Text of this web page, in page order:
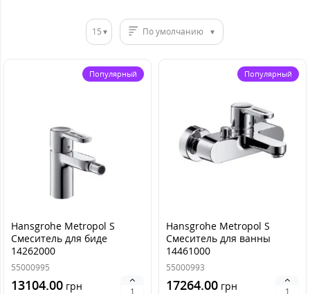
15 По умолчанию
Популярный
Hansgrohe Metropol S
Смеситель для биде
14262000
55000995
13104.00 грн
Популярный
Hansgrohe Metropol S
Смеситель для ванны
14461000
55000993
17264.00 грн